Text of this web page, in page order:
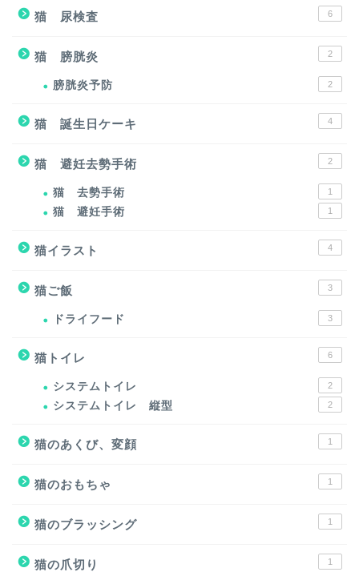
猫 尿検査 6
猫 膀胱炎 2
膀胱炎予防 2
猫 誕生日ケーキ 4
猫 避妊去勢手術 2
猫 去勢手術 1
猫 避妊手術 1
猫イラスト 4
猫ご飯 3
ドライフード 3
猫トイレ 6
システムトイレ 2
システムトイレ 縦型 2
猫のあくび、変顔 1
猫のおもちゃ 1
猫のブラッシング 1
猫の爪切り 1